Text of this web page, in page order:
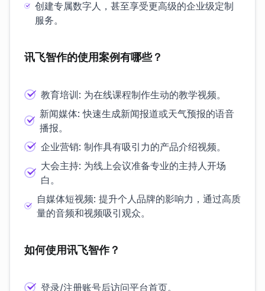
创建专属数字人，甚至享受更高级的企业级定制
服务。
讯飞智作的使用案例有哪些？
教育培训: 为在线课程制作生动的教学视频。
新闻媒体: 快速生成新闻报道或天气预报的语音
播报。
企业营销: 制作具有吸引力的产品介绍视频。
大会主持: 为线上会议准备专业的主持人开场
白。
自媒体短视频: 提升个人品牌的影响力，通过高质
量的音频和视频吸引观众。
如何使用讯飞智作？
登录/注册账号后访问平台首页。